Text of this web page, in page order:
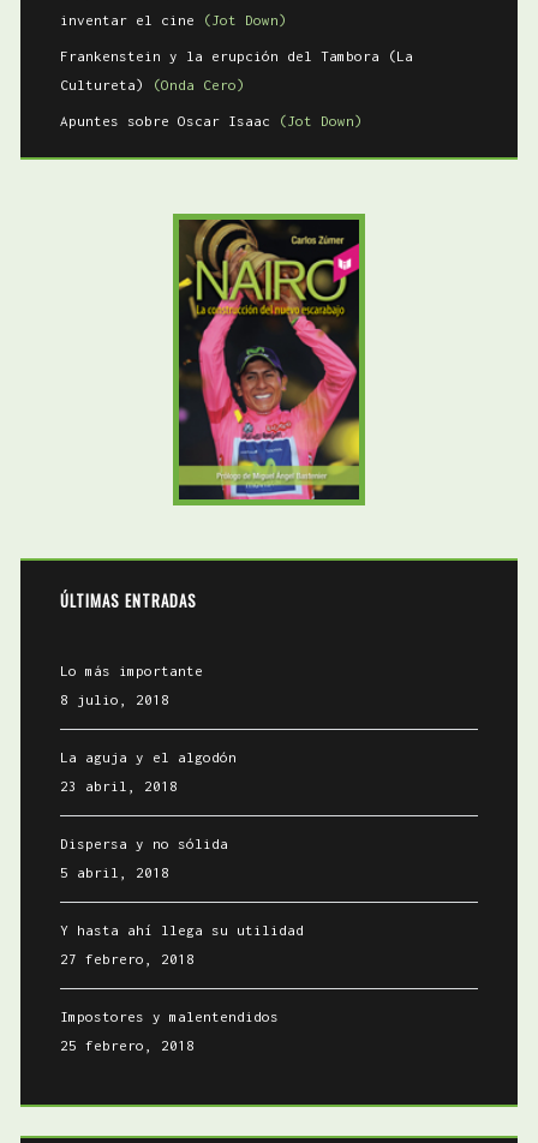
inventar el cine
(Jot Down)
Frankenstein y la erupción del Tambora (La
Cultureta)
(Onda Cero)
Apuntes sobre Oscar Isaac (Jot Down)
ÚLTIMAS ENTRADAS
Lo más importante
8 julio, 2018
La aguja y el algodón
23 abril, 2018
Dispersa y no sólida
5 abril, 2018
Y hasta ahí llega su utilidad
27 febrero, 2018
Impostores y malentendidos
25 febrero, 2018